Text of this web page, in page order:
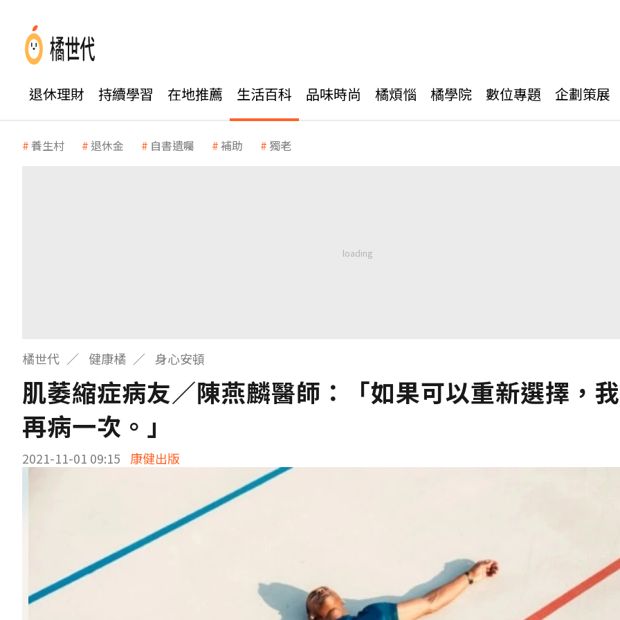
退休理財 持續學習 在地推薦 生活百科 品味時尚 橘煩惱 橘學院 數位專題 企劃策展
養生村 退休金 自書遺囑 補助 獨老
橘世代 健康橘 身心安頓
肌萎縮症病友／陳燕麟醫師：「如果可以重新選擇，
再病一次。」
2021-11-01 09:15 康健出版